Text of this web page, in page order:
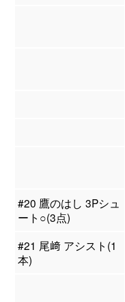
#20 鷹のはし 3Pシュ
ート○(3点)
#21 尾﨑 アシスト(1
本)